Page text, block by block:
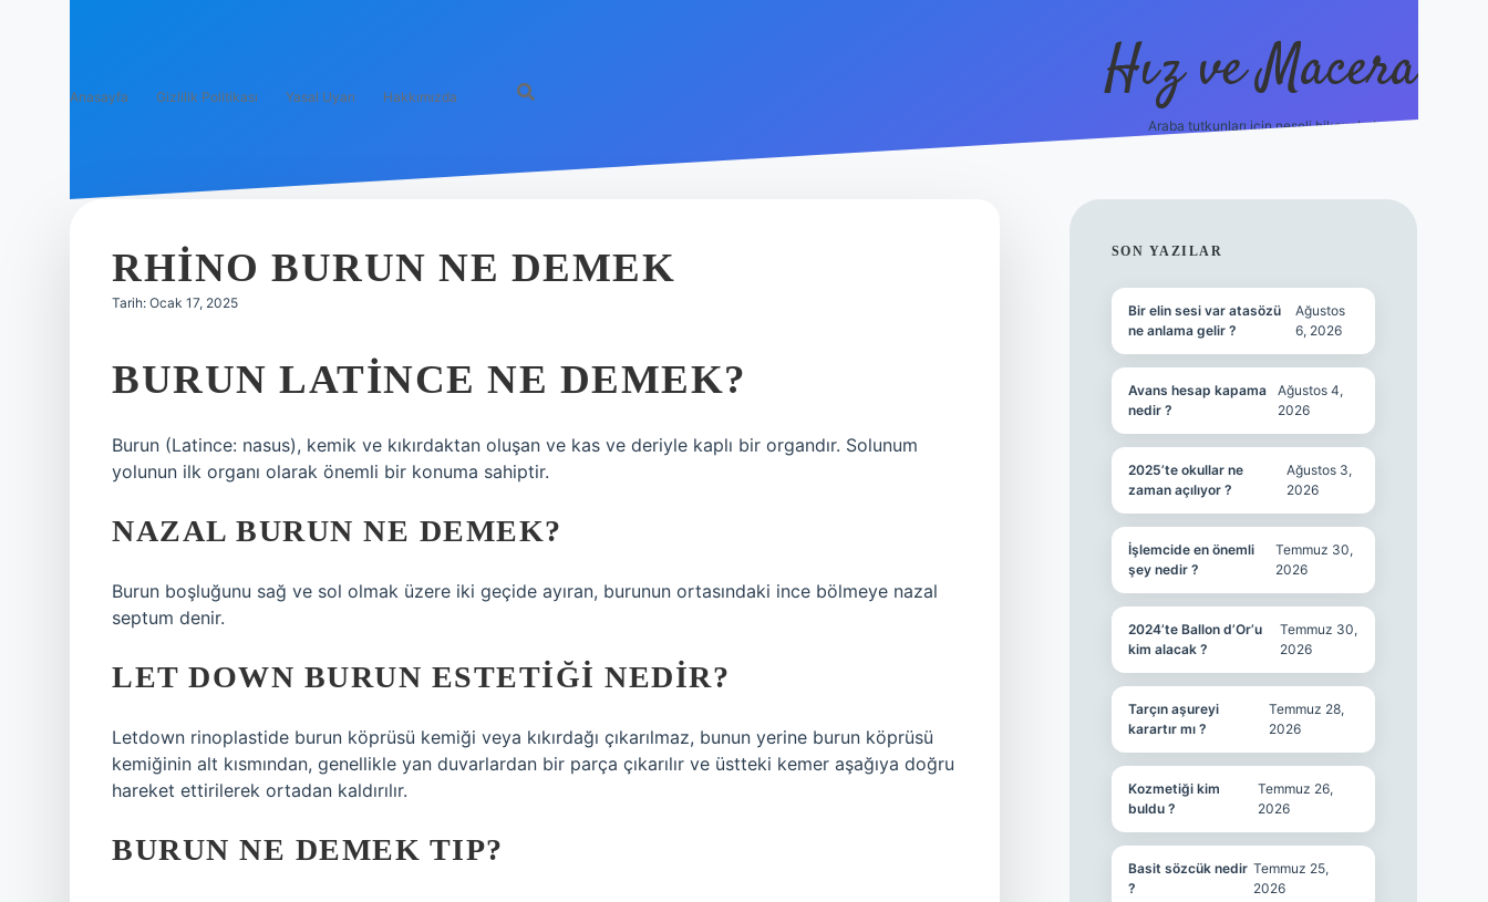
Anasayfa Gizlilik Politikası Yasal Uyarı Hakkımızda Hız ve Macera
Araba tutkunları için neşeli hikayeler!
RHINO BURUN NE DEMEK
Tarih: Ocak 17, 2025
BURUN LATINCE NE DEMEK?
Burun (Latince: nasus), kemik ve kıkırdaktan oluşan ve kas ve deriyle kaplı bir organdır. Solunum
yolunun ilk organı olarak önemli bir konuma sahiptir.
NAZAL BURUN NE DEMEK?
Burun boşluğunu sağ ve sol olmak üzere iki geçide ayıran, burunun ortasındaki ince bölmeye nazal
septum denir.
LET DOWN BURUN ESTETIĞI NEDIR?
Letdown rinoplastide burun köprüsü kemiği veya kıkırdağı çıkarılmaz, bunun yerine burun köprüsü
kemiğinin alt kısmından, genellikle yan duvarlardan bir parça çıkarılır ve üstteki kemer aşağıya doğru
hareket ettirilerek ortadan kaldırılır.
BURUN NE DEMEK TIP?
SIDEBAR
SON YAZILAR
Bir elin sesi var atasözü
ne anlama gelir ?
Ağustos
6, 2026
Avans hesap kapama
nedir ?
Ağustos 4,
2026
2025’te okullar ne
zaman açılıyor ?
Ağustos 3,
2026
İşlemcide en önemli
şey nedir ?
Temmuz 30,
2026
2024’te Ballon d’Or’u
kim alacak ?
Temmuz 30,
2026
Tarçın aşureyi
karartır mı ?
Temmuz 28,
2026
Kozmetiği kim
buldu ?
Temmuz 26,
2026
Basit sözcük nedir
?
Temmuz 25,
2026
tulipbet.online